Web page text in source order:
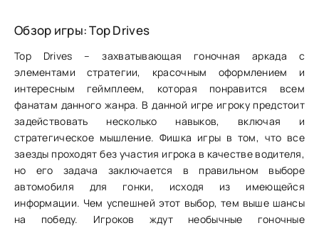
Обзор игры: Top Drives
Top Drives – захватывающая гоночная аркада с
элементами стратегии, красочным оформлением и
интересным геймплеем, которая понравится всем
фанатам данного жанра. В данной игре игроку предстоит
задействовать несколько навыков, включая и
стратегическое мышление. Фишка игры в том, что все
заезды проходят без участия игрока в качестве водителя,
но его задача заключается в правильном выборе
автомобиля для гонки, исходя из имеющейся
информации. Чем успешней этот выбор, тем выше шансы
на победу. Игроков ждут необычные гоночные